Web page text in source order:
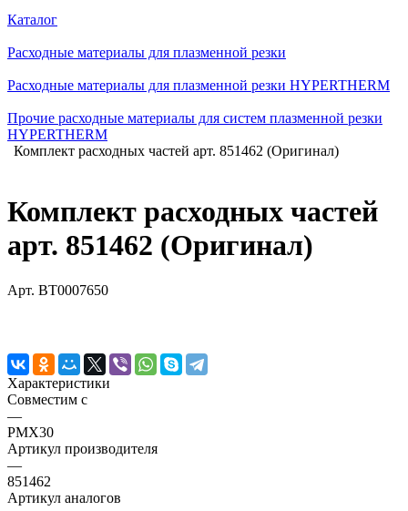
Каталог
Расходные материалы для плазменной резки
Расходные материалы для плазменной резки HYPERTHERM
Прочие расходные материалы для систем плазменной резки
HYPERTHERM
Комплект расходных частей арт. 851462 (Оригинал)
Комплект расходных частей
арт. 851462 (Оригинал)
Арт. BT0007650
Характеристики
Совместим с
—
PMX30
Артикул производителя
—
851462
Артикул аналогов